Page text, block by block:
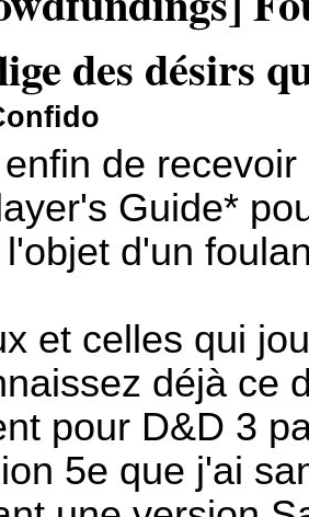
des désirs
de
Guide*
d'un
et celles qui
déjà ce
pour D&D 3
5e que j'ai